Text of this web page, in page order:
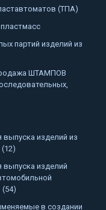
(ТПА)
партий изделий из
ШТАМПОВ
изделий из
изделий
в создании